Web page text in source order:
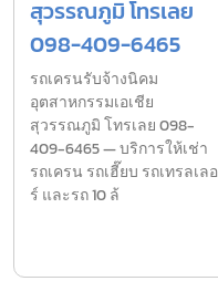
สุวรรณภูมิ โทรเลย
098-409-6465
รถเครนรับจ้างนิคม
อุตสาหกรรมเอเชีย
สุวรรณภูมิ โทรเลย 098-
409-6465 — บริการให้เช่า
รถเครน รถเฮี๊ยบ รถเทรลเลอ
ร์ และรถ 10 ล้